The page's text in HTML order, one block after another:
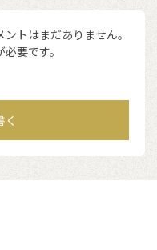
トはまだありません。
必要です。
く